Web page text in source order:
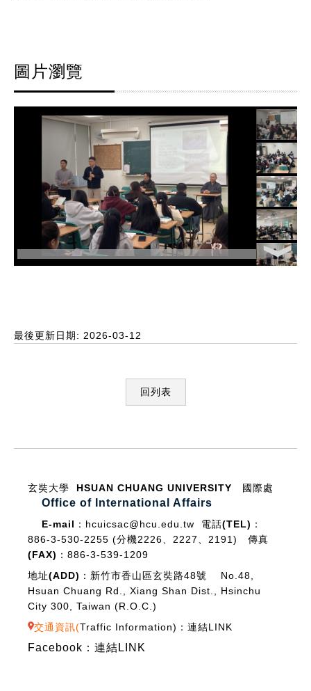
圖片瀏覽
最後更新日期: 2026-03-12
回列表
玄奘大學 HSUAN CHUANG UNIVERSITY 國際處
Office of International Affairs
E-mail： hcuicsac@hcu.edu.tw 電話(TEL)：
886-3-530-2255 (分機2226、2227、2191) 傳真
(FAX)： 886-3-539-1209
地址(ADD)： 新竹市香山區玄奘路48號 No.48,
Hsuan Chuang Rd., Xiang Shan Dist., Hsinchu
City 300, Taiwan (R.O.C.)
交通資訊(Traffic Information)： 連結LINK
Facebook： 連結LINK